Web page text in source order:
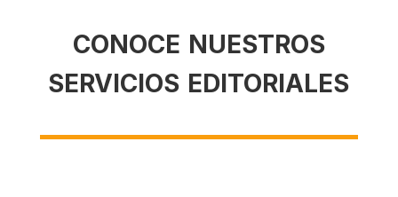
conoce nuestros
servicios editoriales